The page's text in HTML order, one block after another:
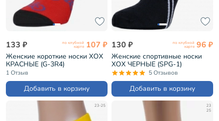
133 ₽ по клубной
карте 107 ₽
Женские короткие носки ХОХ
КРАСНЫЕ (G-3R4)
1 Отзыв
Добавить в корзину
130 ₽ по клубной
карте 96 ₽
Женские спортивные носки
ХОХ ЧЕРНЫЕ (SPG-1)
5 Отзывов
Добавить в корзину
23-25
23
25